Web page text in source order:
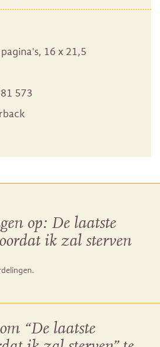
16 x 21,5
573
op: De laatste
ik zal sterven
“De laatste